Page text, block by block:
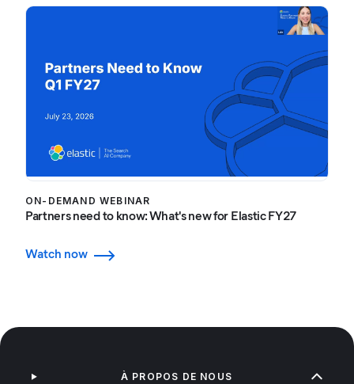
ON-DEMAND WEBINAR
Partners need to know: What's new for Elastic FY27
Watch now
À PROPOS DE NOUS